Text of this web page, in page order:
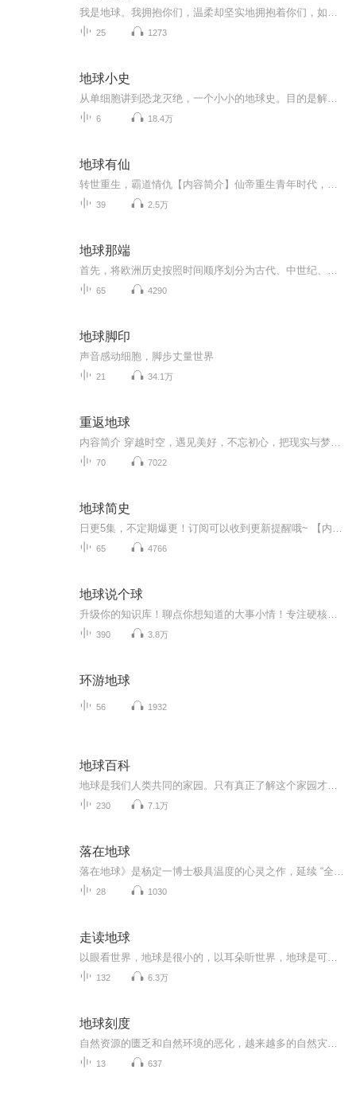
25 1273
地球小史
6 18.4万
地球有仙
39 2.5万
地球那端
65 4290
地球脚印
声音感动细胞，脚步丈量世界
21 34.1万
重返地球
70 7022
地球简史
65 4766
地球说个球
390 3.8万
环游地球
56 1932
地球百科
230 7.1万
落在地球
28 1030
走读地球
132 6.3万
地球刻度
13 637